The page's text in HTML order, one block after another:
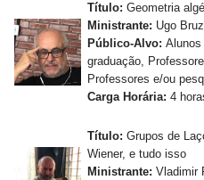
Título: Geometria
Ministrante: Ugo
Público-Alvo: Alunos
graduação,
Professores e/ou
Carga Horária: 4
Título: Grupos de
Wiener, e tudo isso
Ministrante: Vladimir